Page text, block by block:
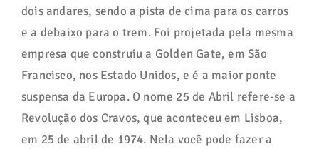
dois andares, sendo a pista de cima para os carros
e a debaixo para o trem. Foi projetada pela mesma
empresa que construiu a Golden Gate, em São
Francisco, nos Estado Unidos, e é a maior ponte
suspensa da Europa. O nome 25 de Abril refere-se a
Revolução dos Cravos, que aconteceu em Lisboa,
em 25 de abril de 1974. Nela você pode fazer a